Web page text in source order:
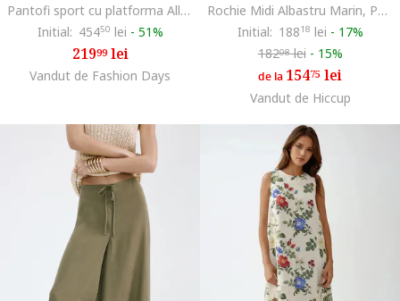
Pantofi sport cu platforma All Star Move, Gri deschis
Initial: 45450 lei - 51%
21999lei
Vandut de Fashion Days
Rochie Midi Albastru Marin, Poliester, Fara Maneci, Decolteu Patrat
Initial: 18818 lei - 17%
18208lei - 15%
de la 15475 lei
Vandut de Hiccup